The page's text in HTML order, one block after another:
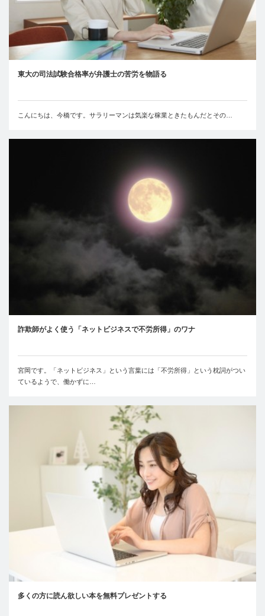
東大の司法試験合格率が弁護士の苦労を物語る
こんにちは、今橋です。サラリーマンは気楽な稼業ときたもんだとその…
詐欺師がよく使う「ネットビジネスで不労所得」のワナ
宮岡です。「ネットビジネス」という言葉には「不労所得」という枕詞がつい
ているようで、働かずに…
多くの方に読ん欲しい本を無料プレゼントする